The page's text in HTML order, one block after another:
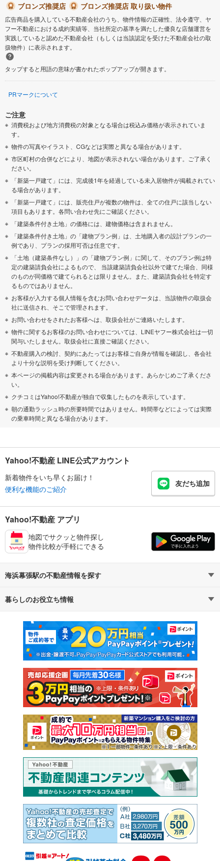
ブロンズ推奨店
ブロンズ推奨店 取り扱い物件
広告商品を購入している不動産会社のうち、物件情報の正確性、法令遵守、ヤ
フー不動産における成約実績等、当社所定の基準を満たした優良な店舗運営を
実践していると認めた不動産会社（もしくは当該認定を受けた不動産会社の取
扱物件）に表示されます。
タップすると用語の意味が書かれたポップアップが開きます。
PRマークについて
ご注意
消費税および地方消費税の対象となる場合は税込み価格が表示されていま
す。
物件の写真やイラスト、CGなどは実際と異なる場合があります。
市区町村の合併などにより、地図が表示されない場合があります。ご了承く
ださい。
「新築一戸建て」には、完成後1年を経過している未入居物件が掲載されてい
る場合があります。
「新築一戸建て」には、販売住戸が複数の物件は、全ての住戸に該当しない
項目もあります。各問い合わせ先にご確認ください。
「建築条件付き土地」の価格には、建物価格は含まれません。
「建築条件付き土地」の「建物プラン例」は、土地購入者の設計プランの一
例であり、プランの採用可否は任意です。
「土地（建築条件なし）」の「建物プラン例」に関して、そのプラン例は特
定の建築請負会社によるもので、 当該建築請負会社以外で建てた場合、同様
のものが同価格で建てられるとは限りません。また、建築請負会社を特定す
るものではありません。
お客様が入力する個人情報を含むお問い合わせデータは、当該物件の取扱会
社に送信され、そこで管理されます。
お問い合わせをされたお客様へは、取扱会社がご連絡いたします。
物件に関するお客様のお問い合わせについては、LINEヤフー株式会社は一切
関与いたしません。取扱会社に直接ご確認ください。
不動産購入の検討、契約にあたってはお客様ご自身が情報を確認し、各会社
より十分な説明を受け判断してください。
本ページの掲載内容は変更される場合があります。あらかじめご了承くださ
い。
クチコミはYahoo!不動産が独自で収集したものを表示しています。
朝の通勤ラッシュ時の所要時間ではありません。時間帯などによっては実際
の乗車時間と異なる場合があります。
Yahoo!不動産 LINE公式アカウント
新着物件をいち早くお届け！
便利な機能のご紹介
友だち追加
Yahoo!不動産 アプリ
地図でサクッと物件探し
物件比較が手軽にできる
海浜幕張駅の不動産情報を探す
不動産・住宅
新築マンション 中古マンション
新築一戸建て 中古一戸建て
注文住宅 土地
売却査定
暮らしのお役立ち情報
マンションカタログ 教えて！住まいの先生